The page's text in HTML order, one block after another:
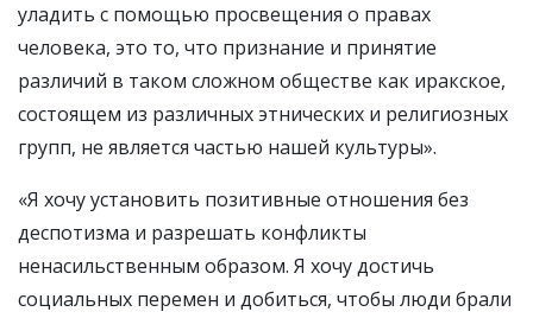
уладить с помощью просвещения о правах
человека, это то, что признание и принятие
различий в таком сложном обществе как иракское,
состоящем из различных этнических и религиозных
групп, не является частью нашей культуры».
«Я хочу установить позитивные отношения без
деспотизма и разрешать конфликты
ненасильственным образом. Я хочу достичь
социальных перемен и добиться, чтобы люди брали